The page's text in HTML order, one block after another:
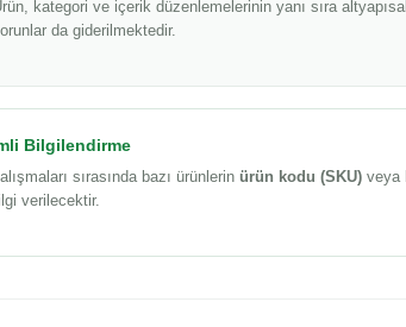
kategori ve içerik düzenlemelerinin yanı sıra altyapısal
da giderilmektedir.
Bilgilendirme
sırasında bazı ürünlerin ürün kodu (SKU) veya
verilecektir.